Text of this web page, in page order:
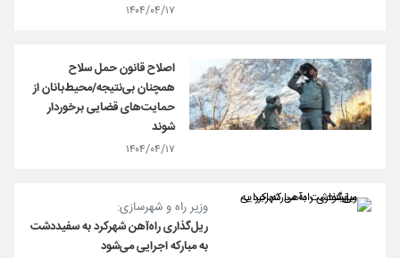
۱۴۰۴/۰۴/۱۷
اصلاح قانون حمل سلاح
همچنان بی‌نتیجه/محیط‌بانان از
حمایت‌های قضایی برخوردار
شوند
۱۴۰۴/۰۴/۱۷
وزیر راه و شهرسازی:
ریل‌گذاری راه‌آهن شهرکرد به سفیددشت
به مبارکه اجرایی می‌شود